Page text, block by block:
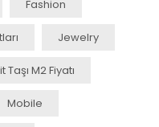
Fashion
Jewelry
Taşı M2 Fiyatı
Mobile